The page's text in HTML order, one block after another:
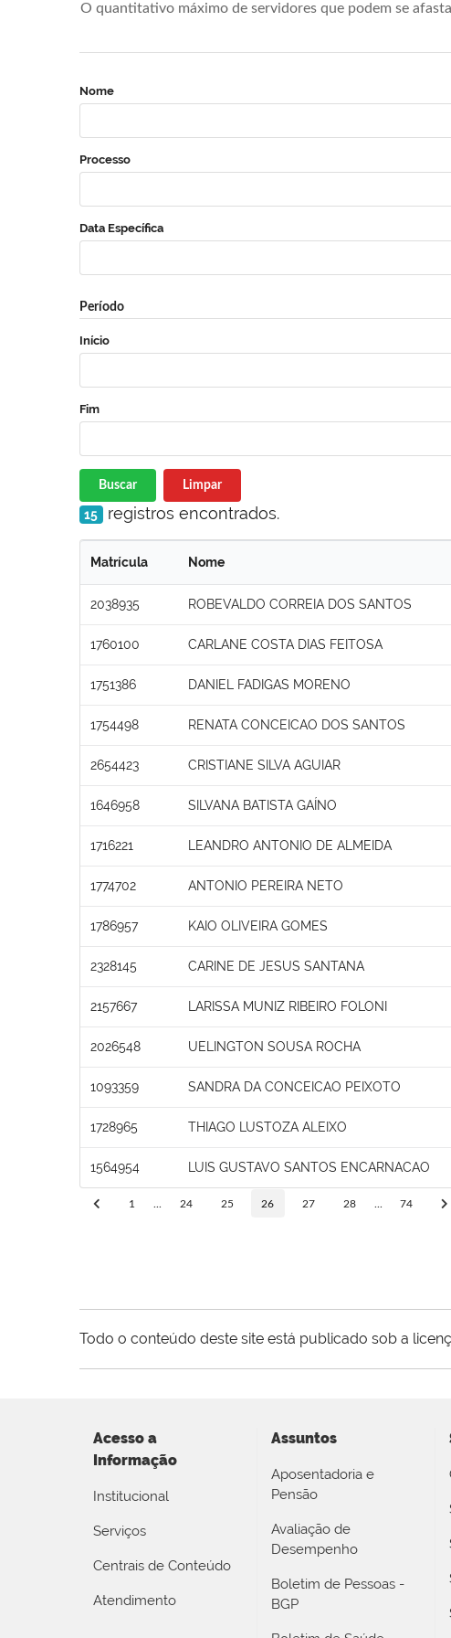
O quantitativo máximo de servidores que podem se
Nome
Processo
Data Específica
Período
Início
Fim
Buscar Limpar
15 registros encontrados.
Matrícula Nome
2038935 ROBEVALDO CORREIA DOS SANTOS
1760100 CARLANE COSTA DIAS FEITOSA
1751386 DANIEL FADIGAS MORENO
1754498 RENATA CONCEICAO DOS SANTOS
2654423 CRISTIANE SILVA AGUIAR
1646958 SILVANA BATISTA GAÍNO
1716221 LEANDRO ANTONIO DE ALMEIDA
1774702 ANTONIO PEREIRA NETO
1786957 KAIO OLIVEIRA GOMES
2328145 CARINE DE JESUS SANTANA
2157667 LARISSA MUNIZ RIBEIRO FOLONI
2026548 UELINGTON SOUSA ROCHA
1093359 SANDRA DA CONCEICAO PEIXOTO
1728965 THIAGO LUSTOZA ALEIXO
1564954 LUIS GUSTAVO SANTOS ENCARNACAO
1 24 25 26 27 28 74
Todo o conteúdo deste site está publicado sob a
Acesso a
Informação
Institucional
Serviços
Centrais de Conteúdo
Atendimento
Assuntos
Aposentadoria e
Pensão
Avaliação de
Desempenho
Boletim de Pessoas -
BGP